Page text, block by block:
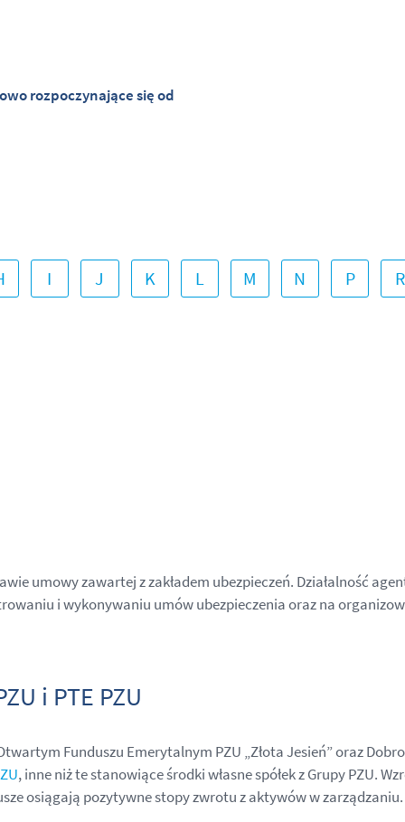
rozpoczynające się od
I J K L M N P R
umowy zawartej z zakładem ubezpieczeń. Działalność
i wykonywaniu umów ubezpieczenia oraz na
i PTE PZU
Funduszu Emerytalnym PZU „Złota Jesień” oraz
, inne niż te stanowiące środki własne spółek z Grupy PZU.
osiągają pozytywne stopy zwrotu z aktywów w zarządzaniu.